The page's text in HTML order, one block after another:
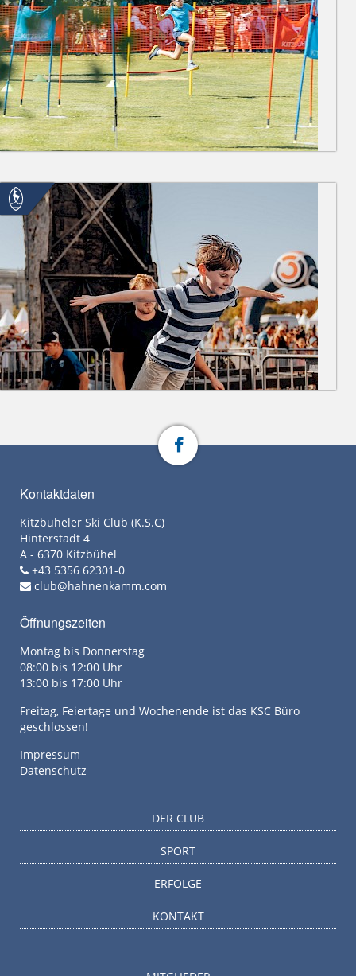
Kontaktdaten
Kitzbüheler Ski Club (K.S.C)
Hinterstadt 4
A - 6370 Kitzbühel
+43 5356 62301-0
club@hahnenkamm.com
Öffnungszeiten
Montag bis Donnerstag
08:00 bis 12:00 Uhr
13:00 bis 17:00 Uhr
Freitag, Feiertage und Wochenende ist das KSC Büro
geschlossen!
Impressum
Datenschutz
DER CLUB
SPORT
ERFOLGE
KONTAKT